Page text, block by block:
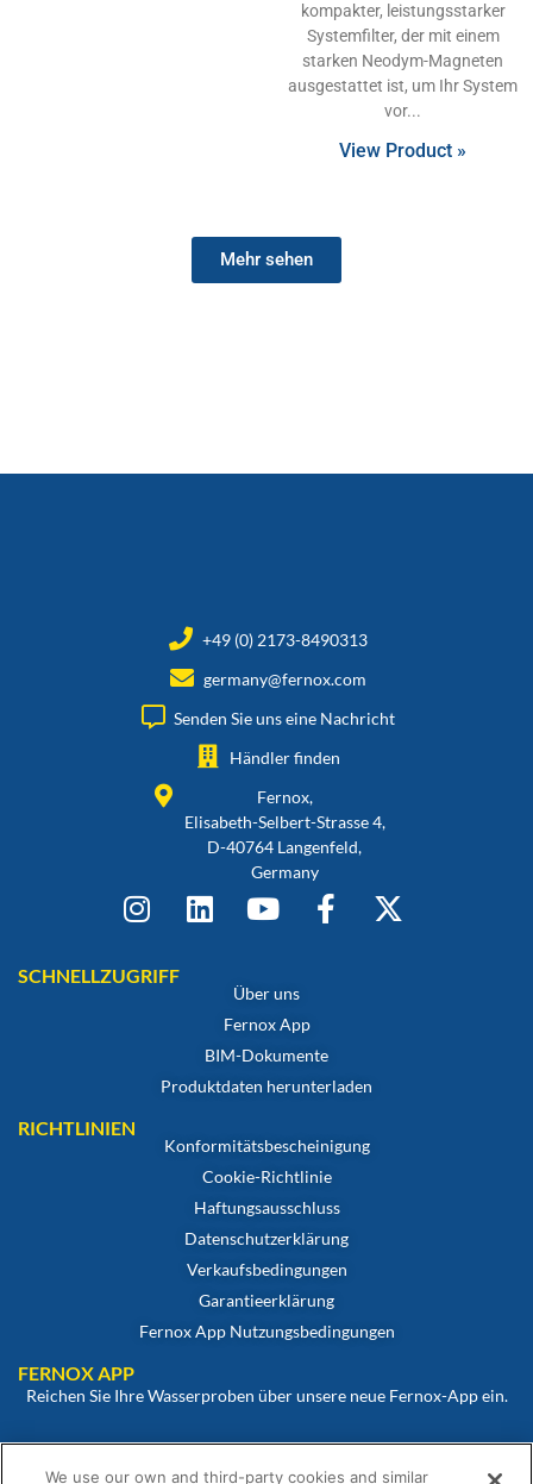
kompakter, leistungsstarker
Systemfilter, der mit einem
starken Neodym-Magneten
ausgestattet ist, um Ihr System
vor
View Product »
Mehr sehen
+49 (0) 2173-8490313
germany@fernox.com
Senden Sie uns eine Nachricht
Händler finden
Fernox,
Elisabeth-Selbert-Strasse 4,
D-40764 Langenfeld,
Germany
SCHNELLZUGRIFF
Über uns
Fernox App
BIM-Dokumente
Produktdaten herunterladen
RICHTLINIEN
Konformitätsbescheinigung
Cookie-Richtlinie
Haftungsausschluss
Datenschutzerklärung
Verkaufsbedingungen
Garantieerklärung
Fernox App Nutzungsbedingungen
FERNOX APP
Reichen Sie Ihre Wasserproben über unsere neue Fernox-App ein.
We use our own and third-party cookies and similar